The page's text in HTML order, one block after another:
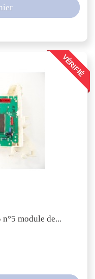
VÉRIFIÉ
module de...